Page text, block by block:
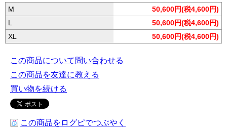
M
50,600円(税4,600円)
L
50,600円(税4,600円)
XL
50,600円(税4,600円)
この商品について問い合わせる
この商品を友達に教える
買い物を続ける
この商品をログピでつぶやく